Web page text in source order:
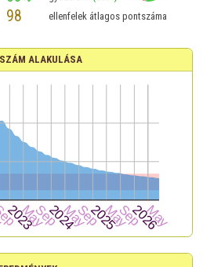
98 ellenfelek átlagos pontszáma
ALAKULÁSA